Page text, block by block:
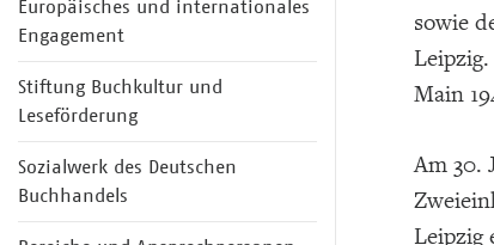
Europäisches und internationales
Engagement
Stiftung Buchkultur und
Leseförderung
Sozialwerk des Deutschen
Buchhandels
sowie
Main
Am 30.
Leipzig